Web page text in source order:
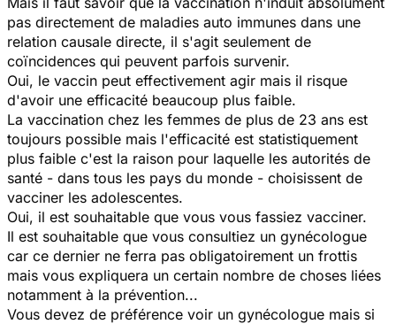
pas directement de maladies auto immunes dans une
relation causale directe, il s'agit seulement de
coïncidences qui peuvent parfois survenir.
Oui, le vaccin peut effectivement agir mais il risque
d'avoir une efficacité beaucoup plus faible.
La vaccination chez les femmes de plus de 23 ans est
toujours possible mais l'efficacité est statistiquement
plus faible c'est la raison pour laquelle les autorités de
santé - dans tous les pays du monde - choisissent de
vacciner les adolescentes.
Oui, il est souhaitable que vous vous fassiez vacciner.
Il est souhaitable que vous consultiez un gynécologue
car ce dernier ne ferra pas obligatoirement un frottis
mais vous expliquera un certain nombre de choses liées
notamment à la prévention...
Vous devez de préférence voir un gynécologue mais si